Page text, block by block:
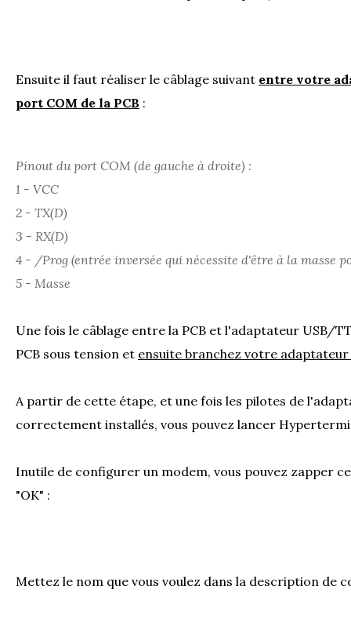
Ensuite il faut réaliser le câblage suivant entre votre
port COM de la PCB :
Pinout du port COM (de gauche à droite) :
1 - VCC
2 - TX(D)
3 - RX(D)
4 - /Prog (entrée inversée qui nécessite d'être à la masse
5 - Masse
Une fois le câblage entre la PCB et l'adaptateur USB/
PCB sous tension et ensuite branchez votre
A partir de cette étape, et une fois les pilotes de
correctement installés, vous pouvez lancer
Inutile de configurer un modem, vous pouvez zapper
"OK" :
Mettez le nom que vous voulez dans la description de